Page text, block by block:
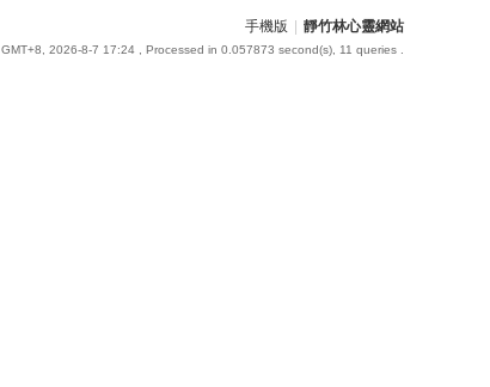
手機版 靜竹林心靈網站
GMT+8, 2026-8-7 17:24 , Processed in 0.057873 second(s), 11 queries .